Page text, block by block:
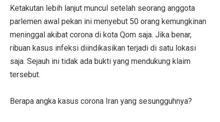
Ketakutan lebih lanjut muncul setelah seorang anggota
parlemen awal pekan ini menyebut 50 orang kemungkinan
meninggal akibat corona di kota Qom saja. Jika benar,
ribuan kasus infeksi diindikasikan terjadi di satu lokasi
saja. Sejauh ini tidak ada bukti yang mendukung klaim
tersebut.
Berapa angka kasus corona Iran yang sesungguhnya?